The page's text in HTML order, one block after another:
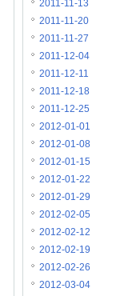
2011-11-13
2011-11-20
2011-11-27
2011-12-04
2011-12-11
2011-12-18
2011-12-25
2012-01-01
2012-01-08
2012-01-15
2012-01-22
2012-01-29
2012-02-05
2012-02-12
2012-02-19
2012-02-26
2012-03-04